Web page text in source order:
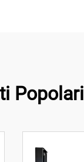
Popolari